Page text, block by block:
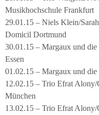
Musikhochschule Frankfurt
29.01.15 – Niels Klein/
Domicil Dortmund
30.01.15 – Margaux und
Essen
01.02.15 – Margaux und
12.02.15 – Trio Efrat
München
13.02.15 – Trio Efrat